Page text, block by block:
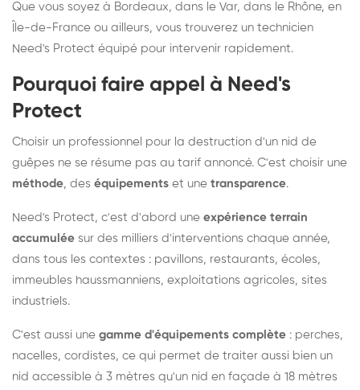
Que vous soyez à Bordeaux, dans le Var, dans le Rhône, en
Île-de-France ou ailleurs, vous trouverez un technicien
Need's Protect équipé pour intervenir rapidement.
Pourquoi faire appel à Need's
Protect
Choisir un professionnel pour la destruction d'un nid de
guêpes ne se résume pas au tarif annoncé. C'est choisir une
méthode, des équipements et une transparence.
Need's Protect, c'est d'abord une expérience terrain
accumulée sur des milliers d'interventions chaque année,
dans tous les contextes : pavillons, restaurants, écoles,
immeubles haussmanniens, exploitations agricoles, sites
industriels.
C'est aussi une gamme d'équipements complète : perches,
nacelles, cordistes, ce qui permet de traiter aussi bien un
nid accessible à 3 mètres qu'un nid en façade à 18 mètres